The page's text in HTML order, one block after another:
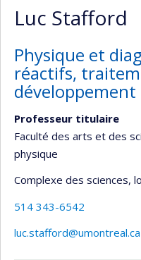
Luc Stafford
Physique et
réactifs,
Professeur titulaire
Faculté des arts et des
physique
Complexe des sciences,
514 343-6542
luc.stafford@umontreal.ca